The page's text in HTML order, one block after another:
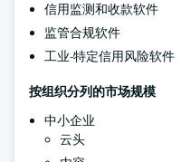
信用监测和收款软件
监管合规软件
工业-特定信用风险软件
按组织分列的市场规模
中小企业
云头